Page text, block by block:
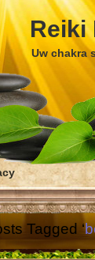
Reiki
Uw chakra
Tagged ‘